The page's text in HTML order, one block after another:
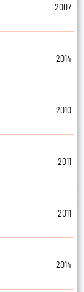
2007
2014
2010
2011
2011
2014